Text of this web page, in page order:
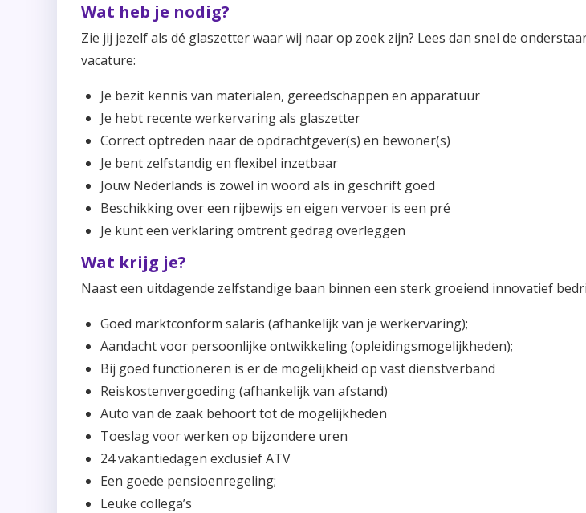
Wat heb je nodig?
Zie jij jezelf als dé glaszetter waar wij naar op zoek zijn? Lees dan snel de
vacature:
Je bezit kennis van materialen, gereedschappen en apparatuur
Je hebt recente werkervaring als glaszetter
Correct optreden naar de opdrachtgever(s) en bewoner(s)
Je bent zelfstandig en flexibel inzetbaar
Jouw Nederlands is zowel in woord als in geschrift goed
Beschikking over een rijbewijs en eigen vervoer is een pré
Je kunt een verklaring omtrent gedrag overleggen
Wat krijg je?
Naast een uitdagende zelfstandige baan binnen een sterk groeiend innovatief
Goed marktconform salaris (afhankelijk van je werkervaring);
Aandacht voor persoonlijke ontwikkeling (opleidingsmogelijkheden);
Bij goed functioneren is er de mogelijkheid op vast dienstverband
Reiskostenvergoeding (afhankelijk van afstand)
Auto van de zaak behoort tot de mogelijkheden
Toeslag voor werken op bijzondere uren
24 vakantiedagen exclusief ATV
Een goede pensioenregeling;
Leuke collega’s